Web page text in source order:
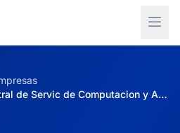
Soc Anonima Interaustral de Servic de Computacion y Administrativos